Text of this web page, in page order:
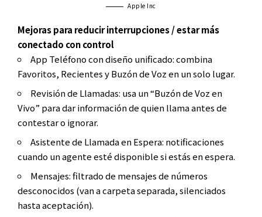
Apple Inc
Mejoras para reducir interrupciones / estar más
conectado con control
App Teléfono con diseño unificado: combina
Favoritos, Recientes y Buzón de Voz en un solo lugar.
Revisión de Llamadas: usa un “Buzón de Voz en
Vivo” para dar información de quien llama antes de
contestar o ignorar.
Asistente de Llamada en Espera: notificaciones
cuando un agente esté disponible si estás en espera.
Mensajes: filtrado de mensajes de números
desconocidos (van a carpeta separada, silenciados
hasta aceptación).